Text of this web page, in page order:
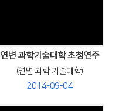
연변 과학기술대학 초청연주
(연변 과학 기술대학)
2014-09-04